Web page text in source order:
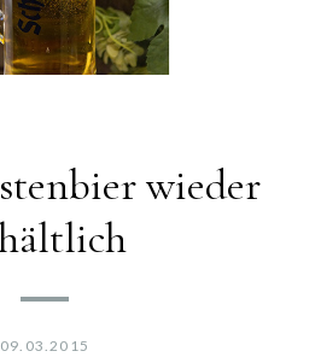
wieder
09.03.2015